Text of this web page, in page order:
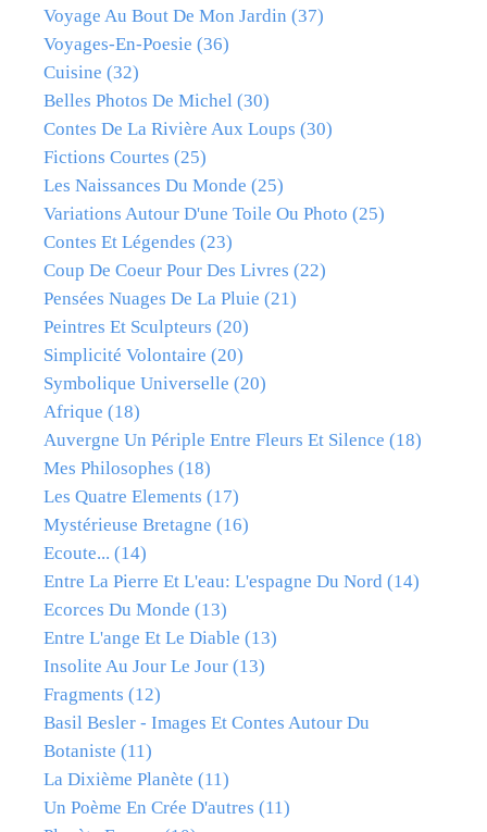
Voyage Au Bout De Mon Jardin (37)
Voyages-En-Poesie (36)
Cuisine (32)
Belles Photos De Michel (30)
Contes De La Rivière Aux Loups (30)
Fictions Courtes (25)
Les Naissances Du Monde (25)
Variations Autour D'une Toile Ou Photo (25)
Contes Et Légendes (23)
Coup De Coeur Pour Des Livres (22)
Pensées Nuages De La Pluie (21)
Peintres Et Sculpteurs (20)
Simplicité Volontaire (20)
Symbolique Universelle (20)
Afrique (18)
Auvergne Un Périple Entre Fleurs Et Silence (18)
Mes Philosophes (18)
Les Quatre Elements (17)
Mystérieuse Bretagne (16)
Ecoute... (14)
Entre La Pierre Et L'eau: L'espagne Du Nord (14)
Ecorces Du Monde (13)
Entre L'ange Et Le Diable (13)
Insolite Au Jour Le Jour (13)
Fragments (12)
Basil Besler - Images Et Contes Autour Du
Botaniste (11)
La Dixième Planète (11)
Un Poème En Crée D'autres (11)